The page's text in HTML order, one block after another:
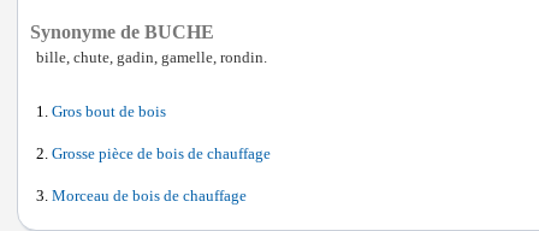
Synonyme de BUCHE
bille, chute, gadin, gamelle, rondin.
Gros bout de bois
Grosse pièce de bois de chauffage
Morceau de bois de chauffage